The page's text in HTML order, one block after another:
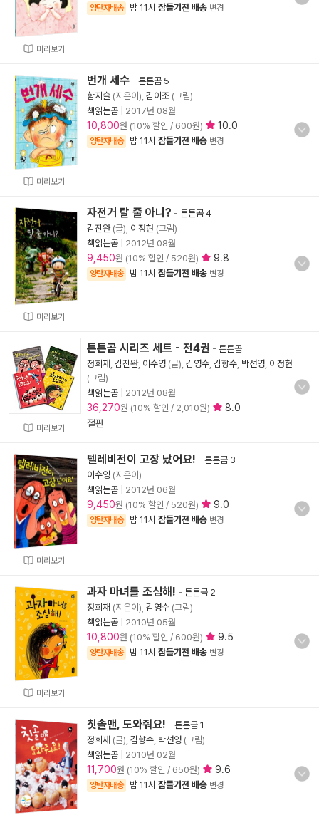
미리보기
양탄자배송 밤 11시 잠들기전 배송 변경
미리보기
번개 세수 - 튼튼곰 5
함지슬 (지은이), 김이조 (그림)
책읽는곰
2017년 08월
10,800원 (10% 할인 / 600원) 10.0
양탄자배송 밤 11시 잠들기전 배송 변경
미리보기
자전거 탈 줄 아니? - 튼튼곰 4
김진완(글), 이정현 (그림)
책읽는곰
2012년 08월
9,450원 (10% 할인 / 520원) 9.8
양탄자배송 밤 11시 잠들기전 배송 변경
미리보기
튼튼곰 시리즈 세트 - 전4권 - 튼튼곰
정희재 김진완, 이수영 (글), 김영수 김향수 박선영 이정현
(그림)
책읽는곰
2012년 08월
36,270원 (10% 할인 / 2,010원)
8.0
절판
미리보기
텔레비전이 고장 났어요! - 튼튼곰 3
이수영 (지은이)
책읽는곰
2012년 06월
9,450원 (10% 할인 / 520원) 9.0
양탄자배송 밤 11시 잠들기전 배송 변경
미리보기
과자 마녀를 조심해! - 튼튼곰 2
정희재 (지은이), 김영수 (그림)
책읽는곰
2010년 05월
10,800원 (10% 할인 / 600원) 9.5
양탄자배송 밤 11시 잠들기전 배송 변경
칫솔맨, 도와줘요! - 튼튼곰 1
정희재 (글), 김향수 박선영 (그림)
책읽는곰
2010년 02월
11,700원 (10% 할인 / 650원) 9.6
양탄자배송 밤 11시 잠들기전 배송 변경